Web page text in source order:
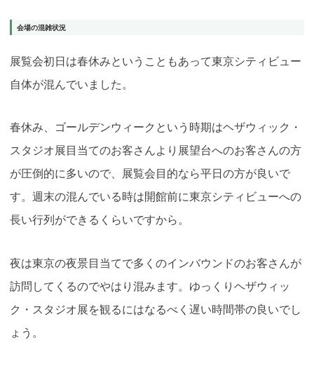
会場の混雑状況
展覧会初日は春休みということもあって東京シティビュー
自体が混んでいました。
春休み、ゴールデンウィークという時期はヘザウィック・
スタジオ展目当てのお客さんより展望台へのお客さんの方
が圧倒的に多いので、展覧会目的なら平日の方が良いで
す。週末の混んでいる時は開館前に東京シティビューへの
長い行列ができるくらいですから。
夜は東京の夜景目当てで多くのインバウンドのお客さんが
訪問してくるのでやはり混みます。ゆっくりヘザウィッ
ク・スタジオ展を観るにはなるべく遅い時間帯の良いでし
ょう 。